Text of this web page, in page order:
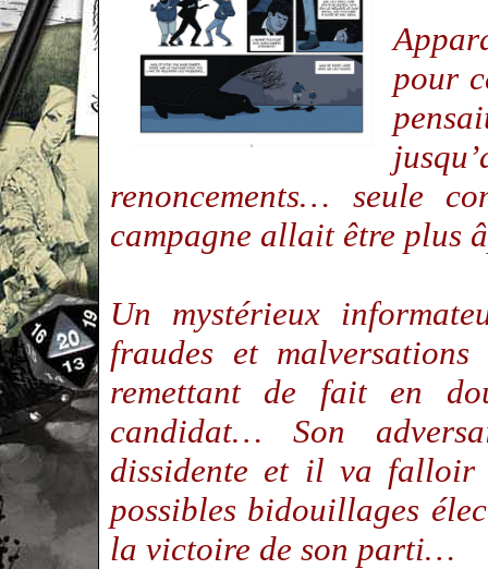
pour
renoncements… seule
campagne allait être plus
Un mystérieux
fraudes et
remettant de fait en
candidat… Son
dissidente et il va falloir
possibles bidouillages
la victoire de son parti…